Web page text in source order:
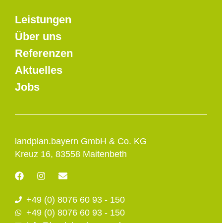
landplan.bayern GmbH & Co. KG
Kreuz 16, 83558 Maitenbeth
F
a
e
b
o
I
n
t
a
g
E
e
l
o
+49 (0) 8076 60 93 - 150
+49 (0) 8076 60 93 - 150
Leistungen
Über uns
Referenzen
Aktuelles
Jobs